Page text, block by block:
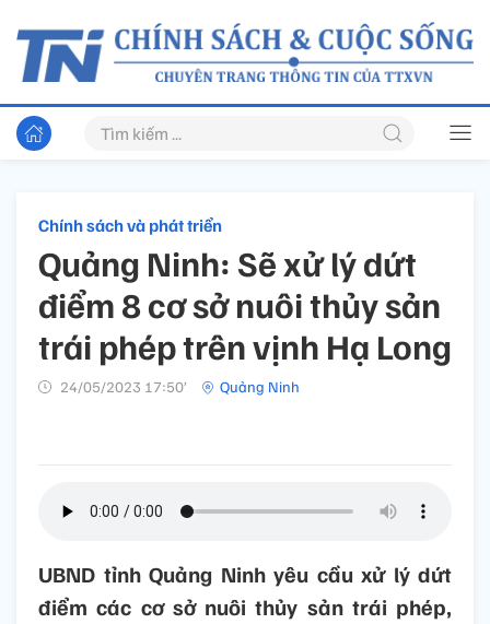
Chính sách và phát triển
Quảng Ninh: Sẽ xử lý dứt
điểm 8 cơ sở nuôi thủy sản
trái phép trên vịnh Hạ Long
24/05/2023 17:50’ Quảng Ninh
UBND tỉnh Quảng Ninh yêu cầu xử lý dứt
điểm các cơ sở nuôi thủy sản trái phép,